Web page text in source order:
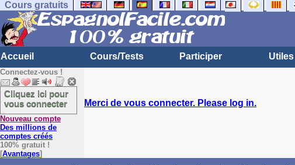
Cours gratuits
Accueil Cours/Tests Participer Utiles
Connectez-vous !
Cliquez ici pour
vous connecter
Nouveau compte
Des millions de
comptes créés
100% gratuit !
[Avantages]
Merci de vous connecter. Please log in.